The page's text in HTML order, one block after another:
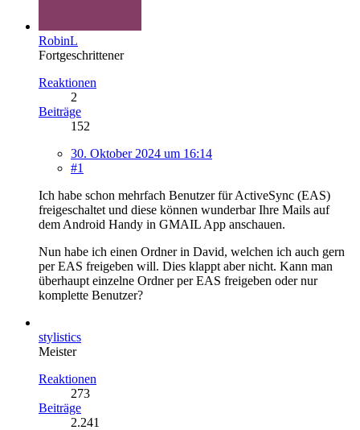
RobinL
Fortgeschrittener
Reaktionen
2
Beiträge
152
30. Oktober 2024 um 16:14
#1
Ich habe schon mehrfach Benutzer für ActiveSync (EAS)
freigeschaltet und diese können wunderbar Ihre Mails auf
dem Android Handy in GMAIL App anschauen.
Nun habe ich einen Ordner in David, welchen ich auch gern
per EAS freigeben will. Dies klappt aber nicht. Kann man
überhaupt einzelne Ordner per EAS freigeben oder nur
komplette Benutzer?
stylistics
Meister
Reaktionen
273
Beiträge
2.241